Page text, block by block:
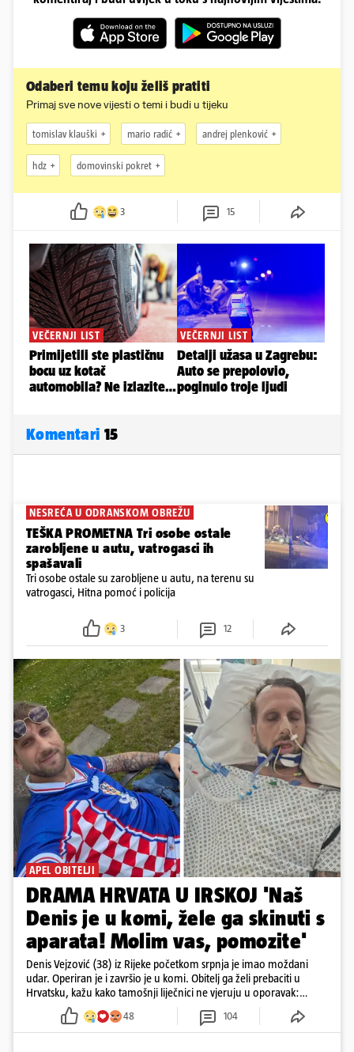
Odaberi temu koju želiš pratiti
Primaj sve nove vijesti o temi i budi u tijeku
tomislav klauški mario radić andrej plenković
hdz domovinski pokret
3 15
Komentari 15
NESREĆA U ODRANSKOM OBREŽU
TEŠKA PROMETNA Tri osobe ostale
zarobljene u autu, vatrogasci ih
spašavali
Tri osobe ostale su zarobljene u autu, na terenu su
vatrogasci, Hitna pomoć i policija
3 12
APEL OBITELJI
DRAMA HRVATA U IRSKOJ 'Naš
Denis je u komi, žele ga skinuti s
aparata! Molim vas, pomozite'
Denis Vejzović (38) iz Rijeke početkom srpnja je imao moždani
udar. Operiran je i završio je u komi. Obitelj ga želi prebaciti u
Hrvatsku, kažu kako tamošnji liječnici ne vjeruju u oporavak:
'Imamo 72 sata'
48 104